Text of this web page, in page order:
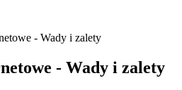
- Wady i zalety
- Wady i zalety